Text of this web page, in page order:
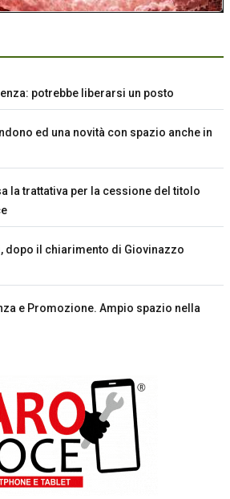
potrebbe liberarsi un posto
ed una novità con spazio anche in
la trattativa per la cessione del titolo
dopo il chiarimento di Giovinazzo
e Promozione. Ampio spazio nella